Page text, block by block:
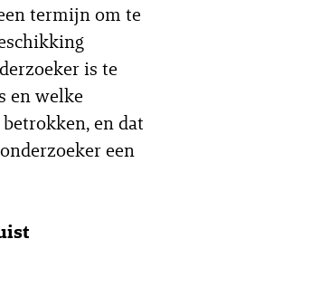
termijn om te
is te
en welke
en dat
een